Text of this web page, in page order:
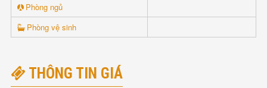
Phòng ngủ
Phòng vệ sinh
THÔNG TIN GIÁ